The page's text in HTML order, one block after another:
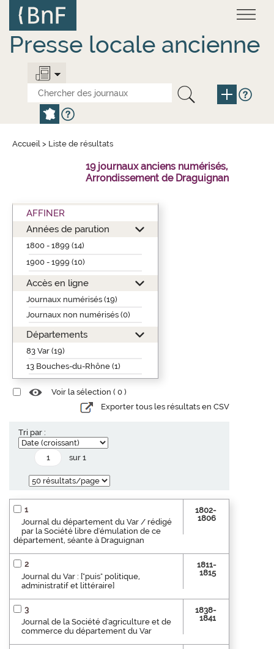
contenu
principal
Presse locale ancienne
Accueil > Liste de résultats
19 journaux anciens numérisés,
Arrondissement de Draguignan
AFFINER
Années de parution
1800 - 1899 (14)
1900 - 1999 (10)
Accès en ligne
Journaux numérisés (19)
Journaux non numérisés (0)
Départements
83 Var (19)
13 Bouches-du-Rhône (1)
Voir la sélection ( 0 )
Exporter tous les résultats en CSV
Tri par :
sur 1
1
Journal du département du Var / rédigé
par la Société libre d'émulation de ce
département, séante à Draguignan
1802-
1806
2
Journal du Var : ["puis" politique,
administratif et littéraire]
1811-
1815
3
Journal de la Société d'agriculture et de
commerce du département du Var
1838-
1841
Panneau de gestion des cookies